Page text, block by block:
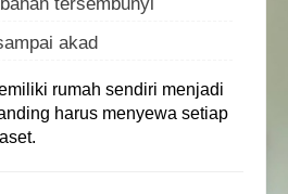
akad
rumah sendiri menjadi
harus menyewa setiap